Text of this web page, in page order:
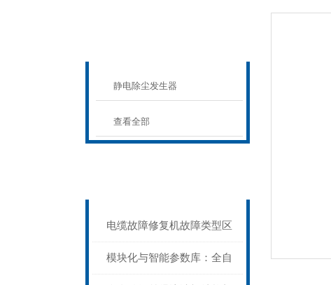
静电除尘发生器
查看全部
电缆故障修复机故障类型区
分指南：从“绝缘电
模块化与智能参数库：全自